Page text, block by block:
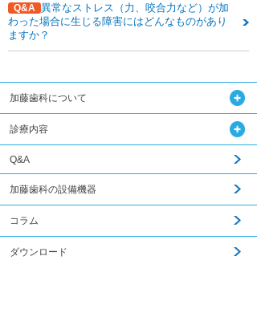
Q&A
異常なストレス（力、咬合力など）が加
わった場合に生じる障害にはどんなものがあり
ますか？
加藤歯科について
診療内容
Q&A
加藤歯科の設備機器
コラム
ダウンロード